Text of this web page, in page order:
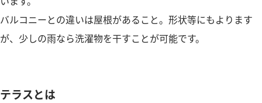
バルコニーとの違いは屋根があること。形状等にもよります
が、少しの雨なら洗濯物を干すことが可能です。
テラスとは